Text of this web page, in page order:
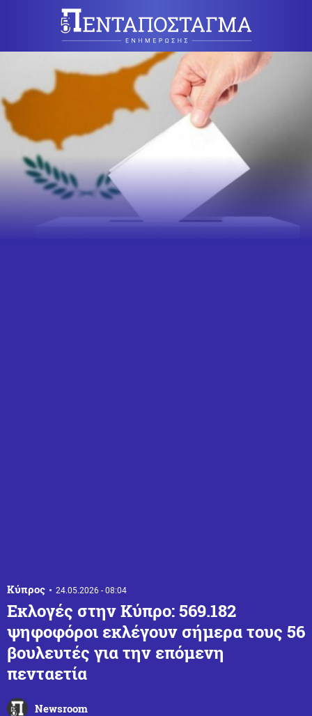
Κύπρος 24.05.2026 - 08:04
Εκλογές στην Κύπρο: 569.182
ψηφοφόροι εκλέγουν σήμερα τους 56
βουλευτές για την επόμενη
πενταετία
Newsroom